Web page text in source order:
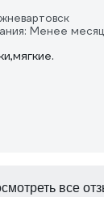
Менее
все